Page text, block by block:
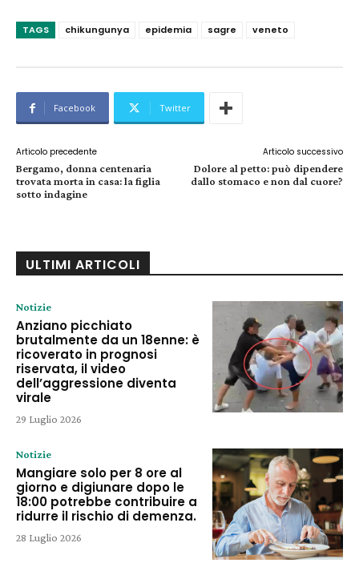
TAGS chikungunya epidemia sagre veneto
Facebook Twitter
Articolo precedente
Bergamo, donna centenaria
trovata morta in casa: la figlia
sotto indagine
Articolo successivo
Dolore al petto: può dipendere
dallo stomaco e non dal cuore?
ULTIMI ARTICOLI
Notizie
Anziano picchiato
brutalmente da un 18enne: è
ricoverato in prognosi
riservata, il video
dell’aggressione diventa
virale
29 Luglio 2026
Notizie
Mangiare solo per 8 ore al
giorno e digiunare dopo le
18:00 potrebbe contribuire a
ridurre il rischio di demenza.
28 Luglio 2026